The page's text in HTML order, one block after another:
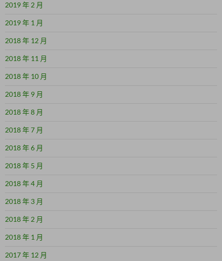
2019 年 2 月
2019 年 1 月
2018 年 12 月
2018 年 11 月
2018 年 10 月
2018 年 9 月
2018 年 8 月
2018 年 7 月
2018 年 6 月
2018 年 5 月
2018 年 4 月
2018 年 3 月
2018 年 2 月
2018 年 1 月
2017 年 12 月